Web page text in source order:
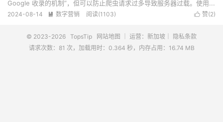
Google 收录的机制”，但可以防止爬虫请求过多导致服务器过载。使用...
 赞(2)
2024-08-14  数字营销 阅读(1103)
© 2023-2026 TopsTip 网站地图 ｜ 运营：新加坡｜
隐私条款
请求次数：81 次，加载用时：0.364 秒，内存占用：16.74 MB